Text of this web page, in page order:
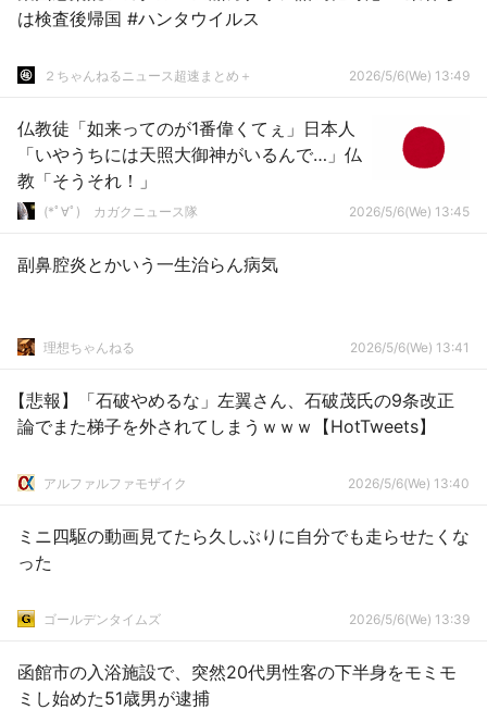
は検査後帰国 #ハンタウイルス
２ちゃんねるニュース超速まとめ＋ 2026/5/6(We) 13:49
仏教徒「如来ってのが1番偉くてぇ」日本人
「いやうちには天照大御神がいるんで…」仏
教「そうそれ！」
(*ﾟ∀ﾟ)ゞカガクニュース隊 2026/5/6(We) 13:45
副鼻腔炎とかいう一生治らん病気
理想ちゃんねる 2026/5/6(We) 13:41
【悲報】「石破やめるな」左翼さん、石破茂氏の9条改正
論でまた梯子を外されてしまうｗｗｗ【HotTweets】
アルファルファモザイク 2026/5/6(We) 13:40
ミニ四駆の動画見てたら久しぶりに自分でも走らせたくな
った
ゴールデンタイムズ 2026/5/6(We) 13:39
函館市の入浴施設で、突然20代男性客の下半身をモミモ
ミし始めた51歳男が逮捕